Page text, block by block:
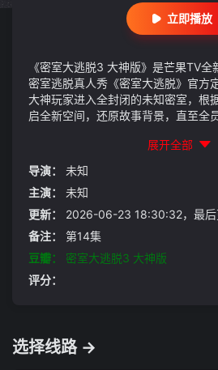
立即播放
《密室大逃脱3 大神版》是芒果TV
密室逃脱真人秀《密室大逃脱》官方
大神玩家进入全封闭的未知密室，根
启全新空间，还原故事背景，直至全
展开全部
导演：
未知
主演：
未知
更新：
2026-06-23 18:30:32，最后
备注：
第14集
豆瓣：
密室大逃脱3 大神版
评分：
选择线路 →